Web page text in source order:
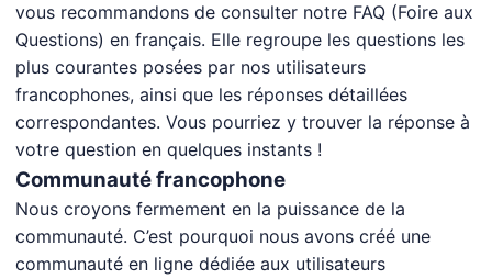
vous recommandons de consulter notre FAQ (Foire aux
Questions) en français. Elle regroupe les questions les
plus courantes posées par nos utilisateurs
francophones, ainsi que les réponses détaillées
correspondantes. Vous pourriez y trouver la réponse à
votre question en quelques instants !
Communauté francophone
Nous croyons fermement en la puissance de la
communauté. C’est pourquoi nous avons créé une
communauté en ligne dédiée aux utilisateurs